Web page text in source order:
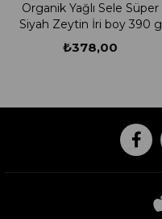
Organik Yağlı Sele Süper
Siyah Zeytin İri boy 390 g
₺378,00